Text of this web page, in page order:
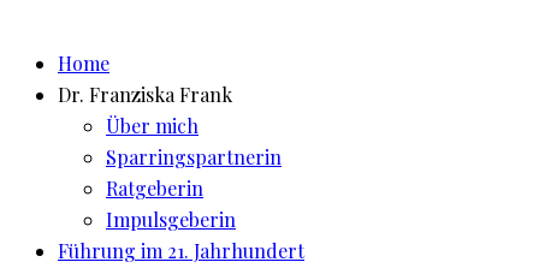
springenHome
Dr. Franziska Frank
Über mich
Sparringspartnerin
Ratgeberin
Impulsgeberin
Führung im 21. Jahrhundert